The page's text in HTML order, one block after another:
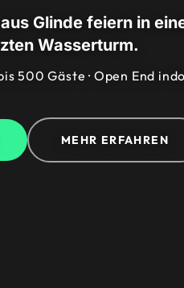
Glinde feiern in
Wasserturm.
500 Gäste · Open End
MEHR ERFAHREN